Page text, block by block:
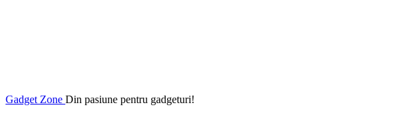
Gadget Zone Din pasiune pentru gadgeturi!